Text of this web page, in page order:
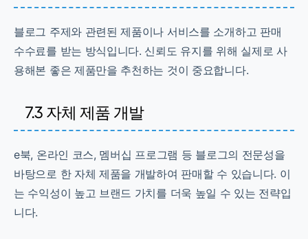
블로그 주제와 관련된 제품이나 서비스를 소개하고 판매
수수료를 받는 방식입니다. 신뢰도 유지를 위해 실제로 사
용해본 좋은 제품만을 추천하는 것이 중요합니다.
7.3 자체 제품 개발
e북, 온라인 코스, 멤버십 프로그램 등 블로그의 전문성을
바탕으로 한 자체 제품을 개발하여 판매할 수 있습니다. 이
는 수익성이 높고 브랜드 가치를 더욱 높일 수 있는 전략입
니다.